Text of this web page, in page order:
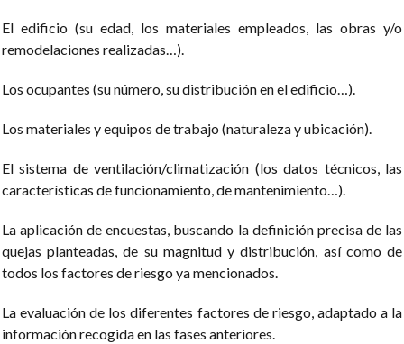
El edificio (su edad, los materiales empleados, las obras y/o
remodelaciones realizadas…).
Los ocupantes (su número, su distribución en el edificio…).
Los materiales y equipos de trabajo (naturaleza y ubicación).
El sistema de ventilación/climatización (los datos técnicos, las
características de funcionamiento, de mantenimiento…).
La aplicación de encuestas, buscando la definición precisa de las
quejas planteadas, de su magnitud y distribución, así como de
todos los factores de riesgo ya mencionados.
La evaluación de los diferentes factores de riesgo, adaptado a la
información recogida en las fases anteriores.